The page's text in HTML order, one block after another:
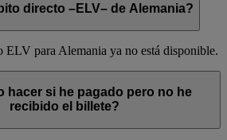
directo –ELV– de Alemania?
ELV para Alemania ya no está disponible.
hacer si he pagado pero no he
recibido el billete?